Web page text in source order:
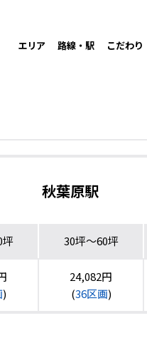
エリア 路線・駅 こだわり
秋葉原駅
坪 30坪〜60坪
)
24,082円
(36区画)